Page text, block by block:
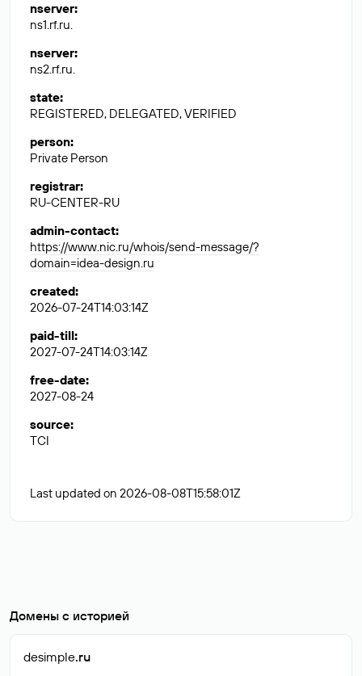
nserver:
ns1.rf.ru.
nserver:
ns2.rf.ru.
state:
REGISTERED, DELEGATED, VERIFIED
person:
Private Person
registrar:
RU-CENTER-RU
admin-contact:
https://www.nic.ru/whois/send-message/?
domain=idea-design.ru
created:
2026-07-24T14:03:14Z
paid-till:
2027-07-24T14:03:14Z
free-date:
2027-08-24
source:
TCI
Last updated on 2026-08-08T15:58:01Z
Домены с историей
desimple.ru